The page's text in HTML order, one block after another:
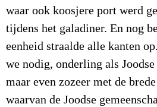
waar ook koosjere port werd
tijdens het galadiner. En nog
eenheid straalde alle kanten
we nodig, onderling als Joodse
maar even zozeer met de
waarvan de Joodse